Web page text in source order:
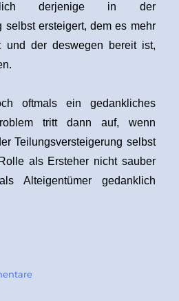
derjenige in der
selbst ersteigert, dem es mehr
und der deswegen bereit ist,
oftmals ein gedankliches
tritt dann auf, wenn
Teilungsversteigerung selbst
als Ersteher nicht sauber
Alteigentümer gedanklich
selbst ersteigert?“
zu